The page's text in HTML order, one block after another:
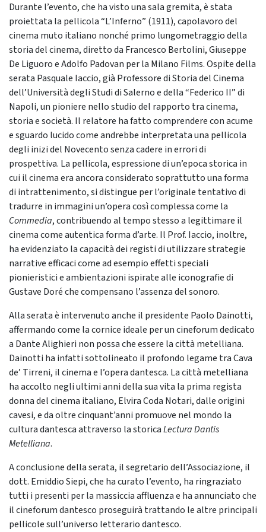
Durante l’evento, che ha visto una sala gremita, è stata
proiettata la pellicola “L’Inferno” (1911), capolavoro del
cinema muto italiano nonché primo lungometraggio della
storia del cinema, diretto da Francesco Bertolini, Giuseppe
De Liguoro e Adolfo Padovan per la Milano Films. Ospite della
serata Pasquale Iaccio, già Professore di Storia del Cinema
dell’Università degli Studi di Salerno e della “Federico II” di
Napoli, un pioniere nello studio del rapporto tra cinema,
storia e società. Il relatore ha fatto comprendere con acume
e sguardo lucido come andrebbe interpretata una pellicola
degli inizi del Novecento senza cadere in errori di
prospettiva. La pellicola, espressione di un’epoca storica in
cui il cinema era ancora considerato soprattutto una forma
di intrattenimento, si distingue per l’originale tentativo di
tradurre in immagini un’opera così complessa come la
Commedia, contribuendo al tempo stesso a legittimare il
cinema come autentica forma d’arte. Il Prof. Iaccio, inoltre,
ha evidenziato la capacità dei registi di utilizzare strategie
narrative efficaci come ad esempio effetti speciali
pionieristici e ambientazioni ispirate alle iconografie di
Gustave Doré che compensano l’assenza del sonoro.
Alla serata è intervenuto anche il presidente Paolo Dainotti,
affermando come la cornice ideale per un cineforum dedicato
a Dante Alighieri non possa che essere la città metelliana.
Dainotti ha infatti sottolineato il profondo legame tra Cava
de’ Tirreni, il cinema e l’opera dantesca. La città metelliana
ha accolto negli ultimi anni della sua vita la prima regista
donna del cinema italiano, Elvira Coda Notari, dalle origini
cavesi, e da oltre cinquant’anni promuove nel mondo la
cultura dantesca attraverso la storicaLectura Dantis
Metelliana.
A conclusione della serata, il segretario dell’Associazione, il
dott. Emiddio Siepi, che ha curato l’evento, ha ringraziato
tutti i presenti per la massiccia affluenza e ha annunciato che
il cineforum dantesco proseguirà trattando le altre principali
pellicole sull’universo letterario dantesco.